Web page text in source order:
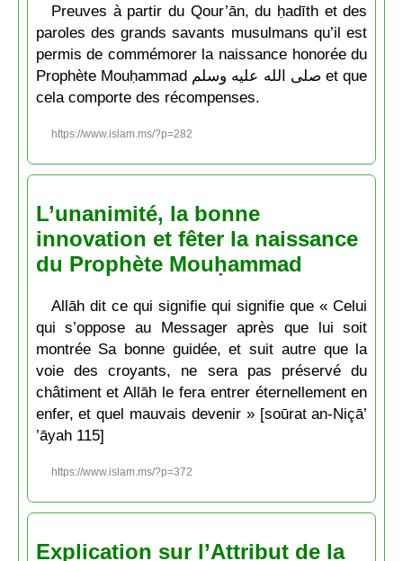
Preuves à partir du Qour’ān, du ḥadīth et des
paroles des grands savants musulmans qu’il est
permis de commémorer la naissance honorée du
Prophète Mouḥammad صلى الله عليه وسلم et que
cela comporte des récompenses.
https://www.islam.ms/?p=282
L’unanimité, la bonne
innovation et fêter la naissance
du Prophète Mouḥammad
Allāh dit ce qui signifie qui signifie que « Celui
qui s’oppose au Messager après que lui soit
montrée Sa bonne guidée, et suit autre que la
voie des croyants, ne sera pas préservé du
châtiment et Allāh le fera entrer éternellement en
enfer, et quel mauvais devenir » [soūrat an-Niçā’
’āyah 115]
https://www.islam.ms/?p=372
Explication sur l’Attribut de la